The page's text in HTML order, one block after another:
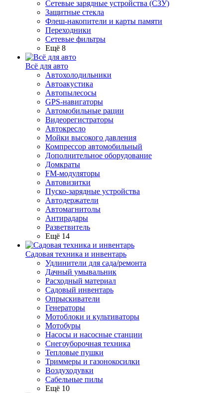
Сетевые зарядные устройства (СЗУ)
Защитные стекла
Флеш-накопители и карты памяти
Переходники
Сетевые фильтры
Ещё 8
Всё для авто
Автохолодильники
Автоакустика
Автопылесосы
GPS-навигаторы
Автомобильные рации
Видеорегистраторы
Автокресло
Мойки высокого давления
Компрессор автомобильный
Дополнительное оборудование
Домкраты
FM-модуляторы
Автовизитки
Пуско-зарядные устройства
Автодержатели
Автомагнитолы
Антирадары
Разветвитель
Ещё 14
Садовая техника и инвентарь
Удлинители для сада/ремонта
Дачный умывальник
Расходный материал
Садовый инвентарь
Опрыскиватели
Генераторы
Мотоблоки и культиваторы
Мотобуры
Насосы и насосные станции
Снегоуборочная техника
Тепловые пушки
Триммеры и газонокосилки
Воздуходувки
Сабельные пилы
Ещё 10